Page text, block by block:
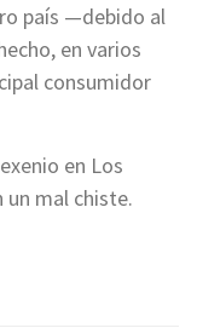
país —debido al
en varios
consumidor
en Los
un mal chiste.